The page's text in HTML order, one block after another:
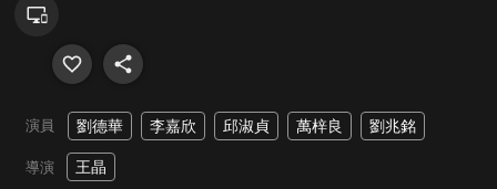
演員 劉德華 李嘉欣 邱淑貞 萬梓良 劉兆銘
導演 王晶